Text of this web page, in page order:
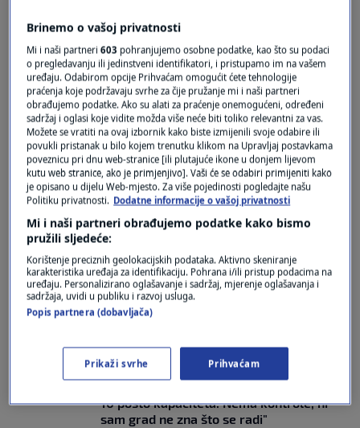
Oglas
IZOSTALI REKORDI
Objavljeni turistički rezultati, stagnacija
privatnog smještaja: "Rasta nema, a i ne
može ga biti!"
VIJESTI
"RODBINI I PRIJATELJIMA"
Radolović o turizmu: Mi smo neslavni
rekorderi na Mediteranu po tome da
iznajmljujemo na crno
SLUČAJ RABAC
10 posto kapaciteta. Nema kontrole, ni
sam grad ne zna što se radi"
Brinemo o vašoj privatnosti
Mi i naši partneri603 pohranjujemo osobne podatke, kao što su podaci
o pregledavanju ili jedinstveni identifikatori, i pristupamo im na vašem
uređaju. Odabirom opcije Prihvaćam omogućit ćete tehnologije
praćenja koje podržavaju svrhe za čije pružanje mi i naši partneri
obrađujemo podatke. Ako su alati za praćenje onemogućeni, određeni
sadržaj i oglasi koje vidite možda više neće biti toliko relevantni za vas.
Možete se vratiti na ovaj izbornik kako biste izmijenili svoje odabire ili
povukli pristanak u bilo kojem trenutku klikom na Upravljaj postavkama
poveznicu pri dnu web-stranice [ili plutajuće ikone u donjem lijevom
kutu web stranice, ako je primjenjivo]. Vaši će se odabiri primijeniti kako
je opisano u dijelu Web-mjesto. Za više pojedinosti pogledajte našu
Politiku privatnosti. Dodatne informacije o vašoj privatnosti
Mi i naši partneri obrađujemo podatke kako bismo
pružili sljedeće:
Korištenje preciznih geolokacijskih podataka. Aktivno skeniranje
karakteristika uređaja za identifikaciju. Pohrana i/ili pristup podacima na
uređaju. Personalizirano oglašavanje i sadržaj, mjerenje oglašavanja i
sadržaja, uvidi u publiku i razvoj usluga.
Popis partnera (dobavljača)
Prikaži svrhe Prihvaćam